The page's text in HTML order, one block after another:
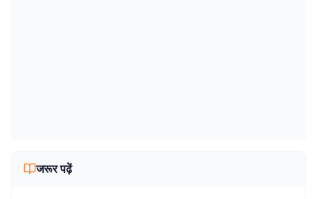
जरूर पढ़ें